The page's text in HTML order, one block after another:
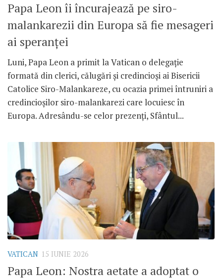
Papa Leon îi încurajează pe siro-
malankarezii din Europa să fie mesageri
ai speranței
Luni, Papa Leon a primit la Vatican o delegație
formată din clerici, călugări și credincioși ai Bisericii
Catolice Siro-Malankareze, cu ocazia primei întruniri a
credincioșilor siro-malankarezi care locuiesc în
Europa. Adresându-se celor prezenți, Sfântul...
VATICAN 15 IUNIE 2026
Papa Leon: Nostra aetate a adoptat o